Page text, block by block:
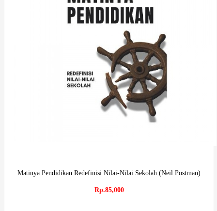
Matinya Pendidikan Redefinisi Nilai-Nilai Sekolah (Neil Postman)
Rp.85,000